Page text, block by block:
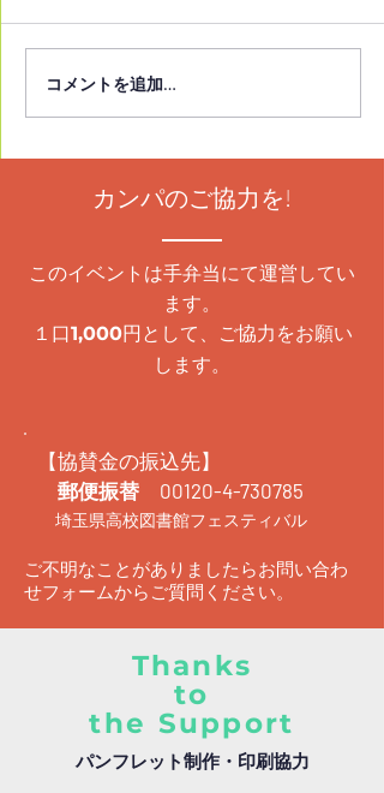
朝霞市立図書館本館にて
発表イベント開催！
コメントを追加…
カンパのご協力を!
このイベントは手弁当にて運営してい
ます。
１口1,000円として、ご協力をお願い
します。
【協賛金の振込先】
郵便振替 00120-4-730785
埼玉県高校図書館フェスティバル
ご不明なことがありましたらお問い合わ
せフォームからご質問ください。
Thanks
to
the Support
パンフレット制作・印刷協力